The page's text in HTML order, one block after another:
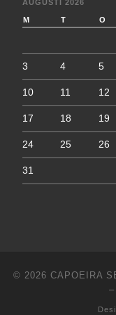
AUGUSTI 2026
M T O
3 4 5
10 11 12
17 18 19
24 25 26
31
© 2026 CAPOEIRA
–